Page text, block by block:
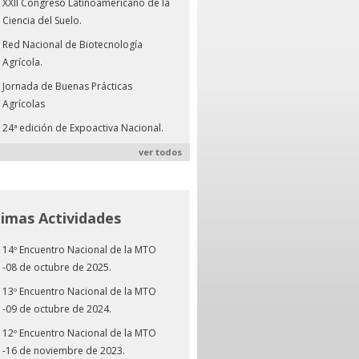
XXII Congreso Latinoamericano de la
Ciencia del Suelo.
Red Nacional de Biotecnología
Agrícola.
Jornada de Buenas Prácticas
Agrícolas
24ª edición de Expoactiva Nacional.
ver todos
Actividades
14º Encuentro Nacional de la MTO
-08 de octubre de 2025.
13º Encuentro Nacional de la MTO
-09 de octubre de 2024.
12º Encuentro Nacional de la MTO
-16 de noviembre de 2023.